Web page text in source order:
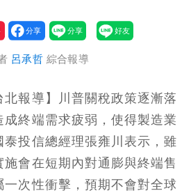
呂承哲 綜合報導
北報導】川普關稅政策逐漸落
終端需求疲弱，使得製造業
投信總經理張雍川表示，雖
會在短期內對通膨與終端售
次性衝擊，預期不會對全球